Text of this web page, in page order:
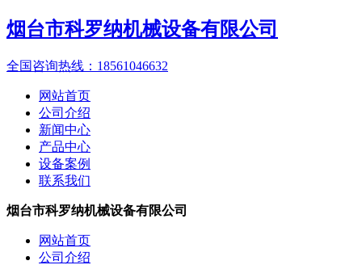
烟台市科罗纳机械设备有限公司
全国咨询热线： 18561046632
网站首页
公司介绍
新闻中心
产品中心
设备案例
联系我们
烟台市科罗纳机械设备有限公司
网站首页
公司介绍